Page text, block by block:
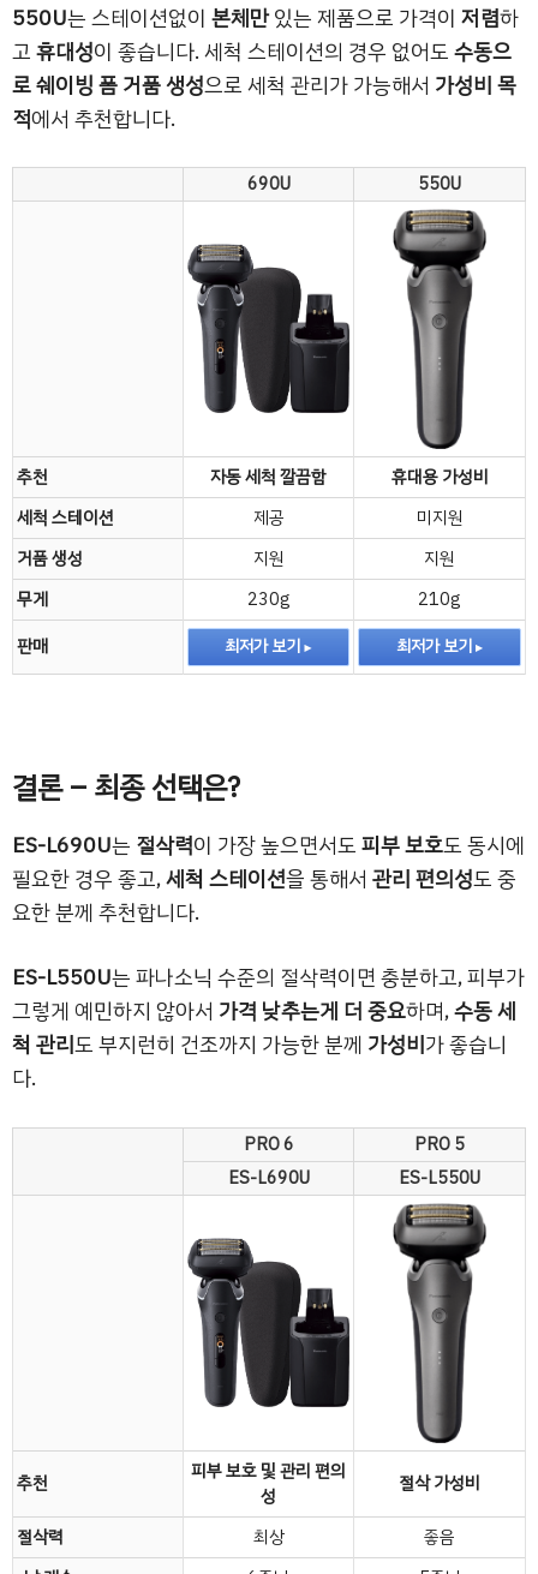
550U는 스테이션없이 본체만있는 제품으로 가격이 저렴하
고휴대성이 좋습니다. 세척 스테이션의 경우 없어도수동으
로 쉐이빙 폼 거품 생성으로 세척 관리가 가능해서 가성비 목
적에서 추천합니다.
690U 550U
추천 자동 세척 깔끔함
휴대용 가성비
세척 스테이션
제공
미지원
거품 생성
지원
지원
무게
230g
210g
판매
최저가 보기 최저가 보기
결론 – 최종 선택은?
ES-L690U는 절삭력이 가장 높으면서도피부 보호도 동시에
필요한 경우 좋고,세척 스테이션을 통해서 관리 편의성도 중
요한 분께 추천합니다.
ES-L550U는 파나소닉 수준의 절삭력이면 충분하고, 피부가
그렇게 예민하지 않아서 가격 낮추는게 더 중요하며,수동 세
척 관리도 부지런히 건조까지 가능한 분께 가성비가 좋습니
다.
PRO 6
PRO 5
ES-L690U
ES-L550U
추천
피부 보호 및 관리 편의
성
절삭 가성비
절삭력 최상
좋음